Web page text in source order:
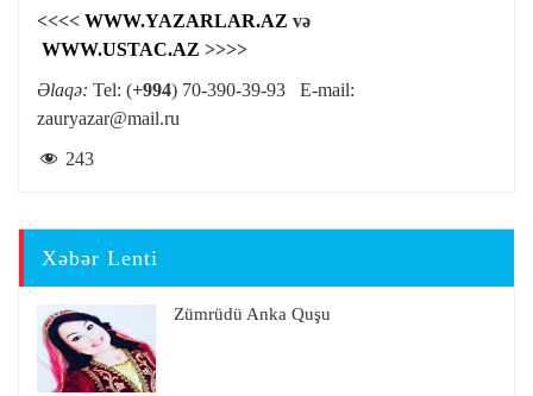
<<<< WWW.YAZARLAR.AZ və
WWW.USTAC.AZ >>>>
Əlaqə: Tel: (+994) 70-390-39-93 E-mail:
zauryazar@mail.ru
243
Xəbər Lenti
Zümrüdü Anka Quşu